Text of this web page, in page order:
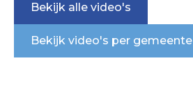
Bekijk alle video's
Bekijk video's per gemeente